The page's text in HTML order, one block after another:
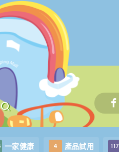
一家健康 4 產品試用 117